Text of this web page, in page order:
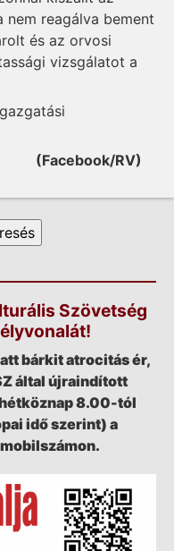
reagálva bement
és az orvosi
vizsgálatot a
(Facebook/RV)
Szövetség
bárkit atrocitás ér,
által újraindított
8.00-tól
idő szerint) a